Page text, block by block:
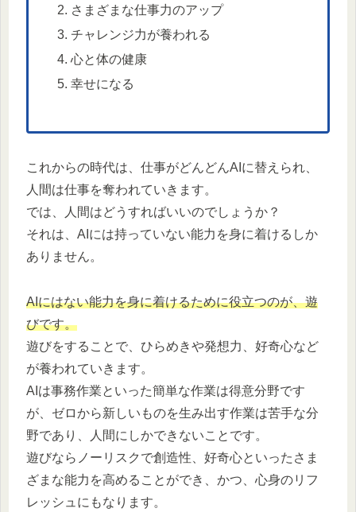
さまざまな仕事力のアップ
チャレンジ力が養われる
心と体の健康
幸せになる
これからの時代は、仕事がどんどんAIに替えられ、
人間は仕事を奪われていきます。
では、人間はどうすればいいのでしょうか？
それは、AIには持っていない能力を身に着けるしか
ありません。
AIにはない能力を身に着けるために役立つのが、遊
びです。
遊びをすることで、ひらめきや発想力、好奇心など
が養われていきます。
AIは事務作業といった簡単な作業は得意分野です
が、ゼロから新しいものを生み出す作業は苦手な分
野であり、人間にしかできないことです。
遊びならノーリスクで創造性、好奇心といったさま
ざまな能力を高めることができ、かつ、心身のリフ
レッシュにもなります。